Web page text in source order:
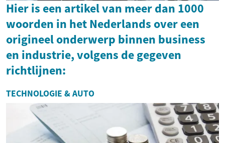
Hier is een artikel van meer dan 1000
woorden in het Nederlands over een
origineel onderwerp binnen business
en industrie, volgens de gegeven
richtlijnen:
TECHNOLOGIE & AUTO